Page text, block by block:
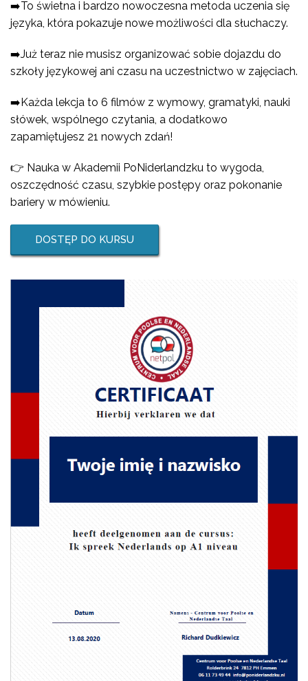
➡️To świetna i bardzo nowoczesna metoda uczenia się
języka, która pokazuje nowe możliwości dla słuchaczy.
➡️Już teraz nie musisz organizować sobie dojazdu do
szkoły językowej ani czasu na uczestnictwo w zajęciach.
➡️Każda lekcja to 6 filmów z wymowy, gramatyki, nauki
słówek, wspólnego czytania, a dodatkowo
zapamiętujesz 21 nowych zdań!
👉 Nauka w Akademii PoNiderlandzku to wygoda,
oszczędność czasu, szybkie postępy oraz pokonanie
bariery w mówieniu.
DOSTĘP DO KURSU